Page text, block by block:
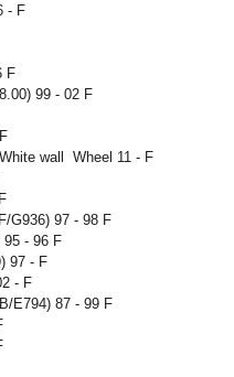
- F
F
99 - 02 F
wall Wheel 11 - F
G936) 97 - 98 F
95 - 96 F
97 - F
- F
E794) 87 - 99 F